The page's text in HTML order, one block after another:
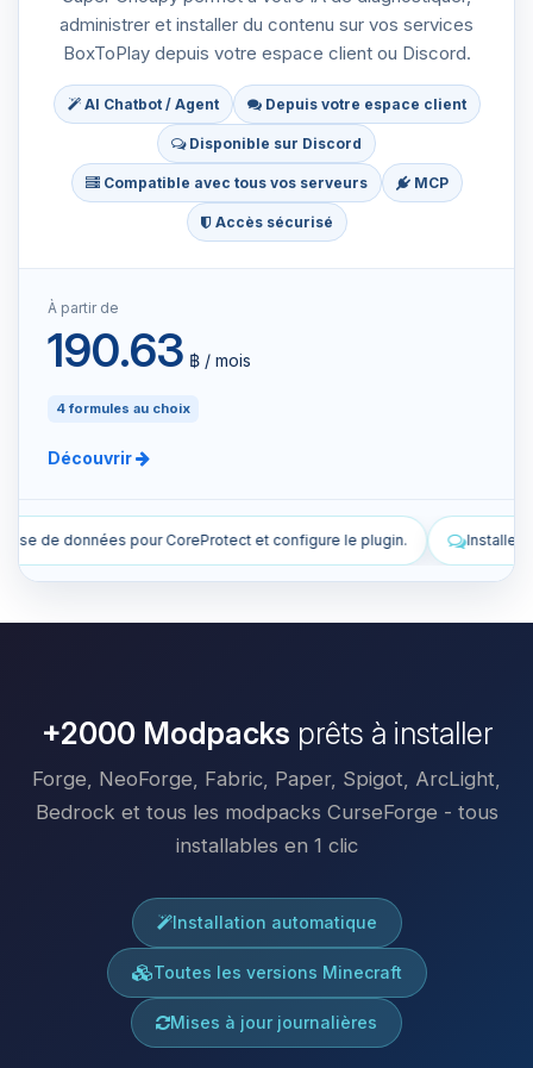
administrer et installer du contenu sur vos services
BoxToPlay depuis votre espace client ou Discord.
AI Chatbot / Agent Depuis votre espace client
Disponible sur Discord
Compatible avec tous vos serveurs MCP
Accès sécurisé
À partir de
190.63 ฿ / mois
4 formules au choix
Découvrir
configure le plugin. Installe des plugins pour améliorer mon
+2000 Modpacks prêts à installer
Forge, NeoForge, Fabric, Paper, Spigot, ArcLight,
Bedrock et tous les modpacks CurseForge - tous
installables en 1 clic
Installation automatique
Toutes les versions Minecraft
Mises à jour journalières